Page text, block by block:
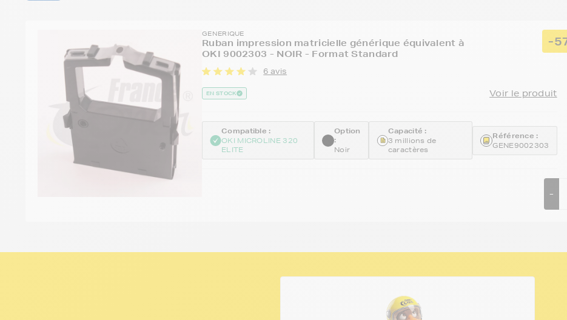
-
GENERIQUE
Ruban impression matricielle générique équivalent à
OKI 9002303 - NOIR - Format Standard
6 avis
EN STOCK Voir le produit
Compatible :
OKI MICROLINE 320
ELITE
Option
:
Noir
Capacité :
3 millions de
caractères
Référence :
GENE9002303
-